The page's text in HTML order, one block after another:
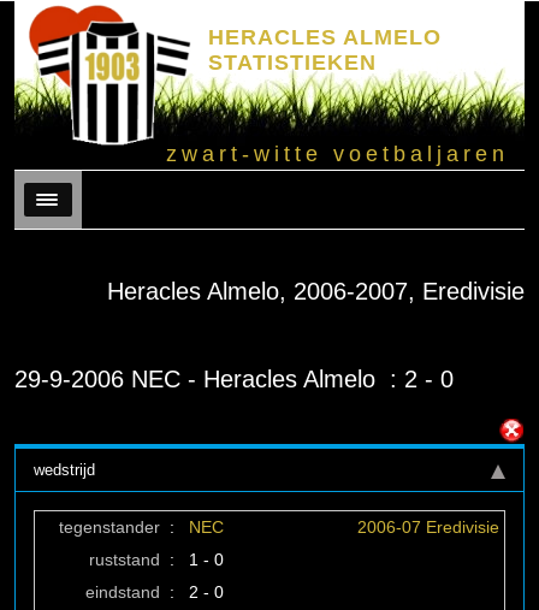
HERACLES ALMELO
STATISTIEKEN
zwart-witte voetbaljaren
Menu
Heracles Almelo, 2006-2007, Eredivisie
29-9-2006 NEC - Heracles Almelo : 2 - 0
wedstrijd
tegenstander : NEC
2006-07 Eredivisie
ruststand
:
1 - 0
eindstand
:
2 - 0